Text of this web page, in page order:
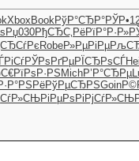
Xbox BookРўР°СЂР°
Рџ030РђСЂС‚РёРїР°Р·Р»
RobeР»РµРіРµ
РЎРѕРґРµРЇСЂРѕСЃ
РїРѕР·РЅ MichР’Р°СЂРµ
РўРµСЂРЅGoin
РіРµРѕРі РјСѓР»СЊ